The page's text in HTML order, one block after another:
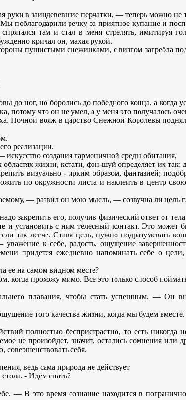
руки в заиндевевшие перчатки, — теперь можно не
поблагодарили речку за приятное купание и
там и стал в меня стрелять, имитируя
кричал он, махая рукой.
пушистыми снежинками, с визгом загребла
до ног, но боролись до победного конца, а когда
что он не умел, а у меня это получалось
Ночной вояж в царство Снежной Королевы
реализации.
создания гармоничной среды обитания,
жизни, кстати, фэн-шуй определяет их
визуально - ярким образом, фантазией;
по окружности листа и наклеить в центр
— развил он мою мысль, — созвучна ли цель
закрепить его, получив физический ответ от
установить с ним телесный контакт. Это может
так легче. Ставя цель, нужно подразумевать
уважение к себе, радость, ощущение
придется ежедневно напоминать себе о
ее на самом видном месте?
когда прохожу мимо. Все это только способ
плавания, чтобы стать успешным. — Он
того качества жизни, когда мы будем
полностью беспристрастно, то есть
не произойдет, значит, остались сомнения
совершенствовать себя.
ведь сама природа не действует
- Идем спать?
В это время сознание находится в